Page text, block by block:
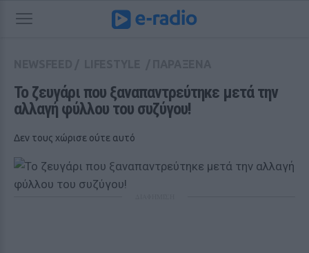
Το ζευγάρι που ξαναπαντρεύτηκε μετά την
αλλαγή φύλλου του συζύγου!
Δεν τους χώρισε ούτε αυτό